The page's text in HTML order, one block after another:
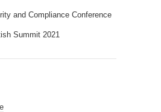
and Compliance Conference
Summit 2021